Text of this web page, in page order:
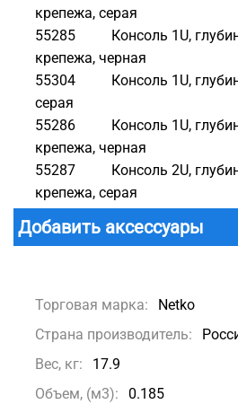
крепежа, серая
55285 Консоль 1U,
крепежа, черная
55304 Консоль 1U,
серая
55286 Консоль 1U,
крепежа, черная
55287 Консоль 2U,
крепежа, серая
Добавить аксессуары
Торговая марка:
Netko
Страна производитель:
Вес, кг:
17.9
Объем, (м3):
0.185